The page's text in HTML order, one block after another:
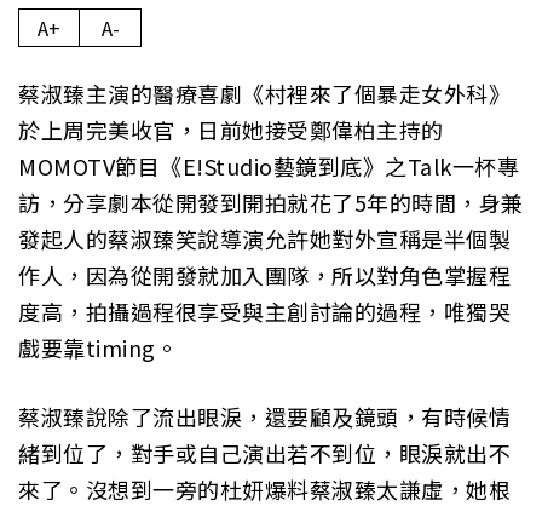
A+ A-
蔡淑臻主演的醫療喜劇《村裡來了個暴走女外科》
於上周完美收官，日前她接受鄭偉柏主持的
MOMOTV節目《E!Studio藝鏡到底》之Talk一杯專
訪，分享劇本從開發到開拍就花了5年的時間，身兼
發起人的蔡淑臻笑說導演允許她對外宣稱是半個製
作人，因為從開發就加入團隊，所以對角色掌握程
度高，拍攝過程很享受與主創討論的過程，唯獨哭
戲要靠timing。
蔡淑臻說除了流出眼淚，還要顧及鏡頭，有時候情
緒到位了，對手或自己演出若不到位，眼淚就出不
來了。沒想到一旁的杜妍爆料蔡淑臻太謙虛，她根